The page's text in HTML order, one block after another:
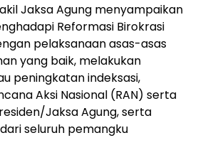
Jaksa Agung menyampaikan
Reformasi Birokrasi
pelaksanaan asas-asas
yang baik, melakukan
peningkatan indeksasi,
Aksi Nasional (RAN) serta
Jaksa Agung, serta
seluruh pemangku